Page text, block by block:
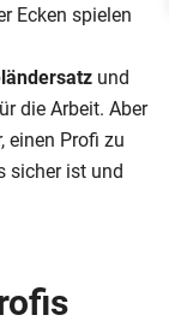
Ecken spielen
und
die Arbeit. Aber
einen Profi zu
sicher ist und